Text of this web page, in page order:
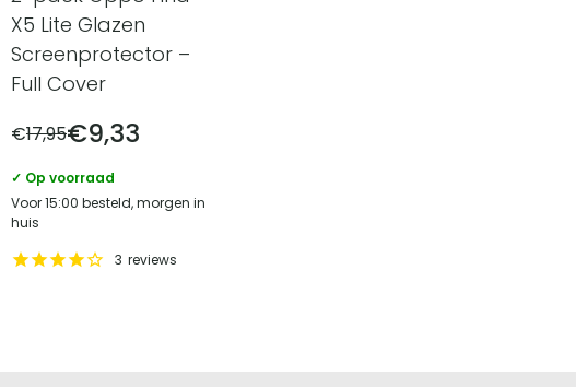
X5 Lite Glazen
Screenprotector –
Full Cover
€17,95€9,33
✓ Op voorraad
Voor 15:00 besteld, morgen in
huis
3 reviews